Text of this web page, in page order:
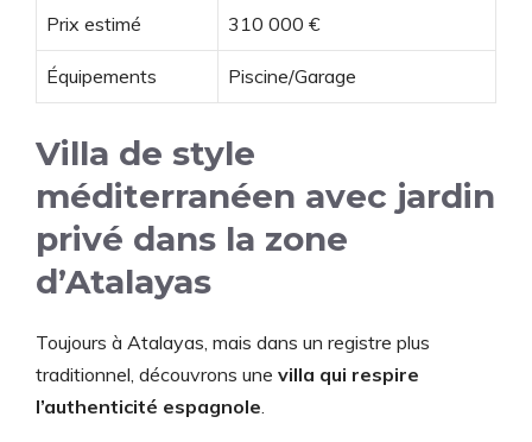
Prix estimé 310 000 €
Équipements Piscine/Garage
Villa de style
méditerranéen avec jardin
privé dans la zone
d’Atalayas
Toujours à Atalayas, mais dans un registre plus
traditionnel, découvrons une villa qui respire
l’authenticité espagnole.